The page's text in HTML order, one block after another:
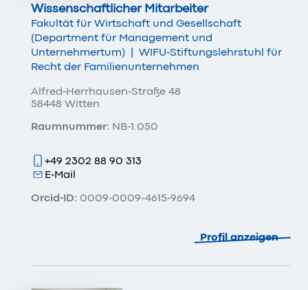
Wissenschaftlicher Mitarbeiter
Fakultät für Wirtschaft und Gesellschaft
(Department für Management und
Unternehmertum) | WIFU-Stiftungslehrstuhl für
Recht der Familienunternehmen
+49 2302 88 90 313
E-Mail
Orcid-ID: 0009-0009-4615-9694
Alfred-Herrhausen-Straße 48
58448 Witten
Raumnummer: NB-1.050
Profil anzeigen